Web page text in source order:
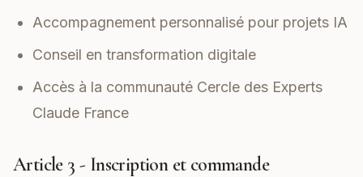
Accompagnement personnalisé pour projets IA
Conseil en transformation digitale
Accès à la communauté Cercle des Experts
Claude France
Article 3 - Inscription et commande